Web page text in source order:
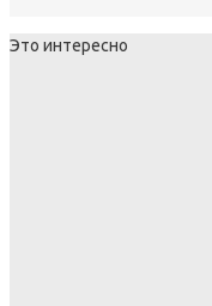
Это интересно